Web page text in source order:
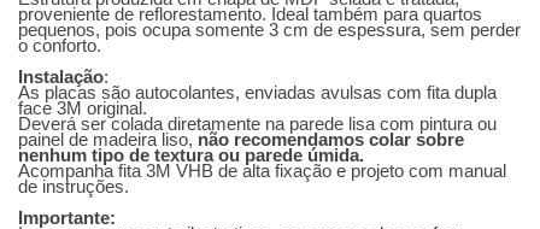
proveniente de reflorestamento. Ideal também para quartos
pequenos, pois ocupa somente 3 cm de espessura, sem perder
o conforto.
Instalação:
As placas são autocolantes, enviadas avulsas com fita dupla
face 3M original.
Deverá ser colada diretamente na parede lisa com pintura ou
painel de madeira liso, não recomendamos colar sobre
nenhum tipo de textura ou parede úmida.
Acompanha fita 3M VHB de alta fixação e projeto com manual
de instruções.
Importante: